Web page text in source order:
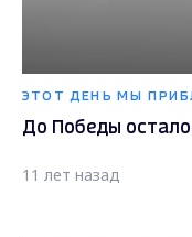
ЭТОТ ДЕНЬ МЫ
До Победы
11 лет назад